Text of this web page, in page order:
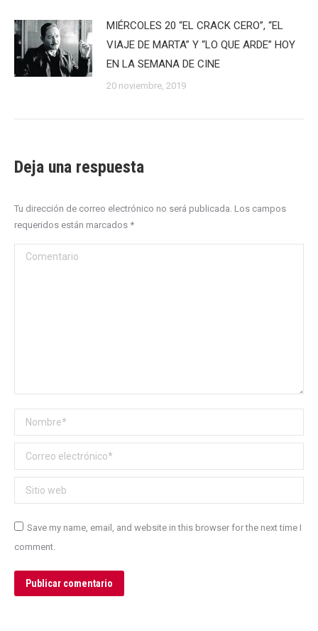
MIÉRCOLES 20 “EL CRACK CERO”, “EL
VIAJE DE MARTA” Y “LO QUE ARDE” HOY
EN LA SEMANA DE CINE
20 noviembre, 2019
Deja una respuesta
Tu dirección de correo electrónico no será publicada. Los campos
requeridos están marcados *
Comentario
Nombre *
Correo electrónico *
Sitio web
Save my name, email, and website in this browser for the next time I
comment.
Publicar comentario